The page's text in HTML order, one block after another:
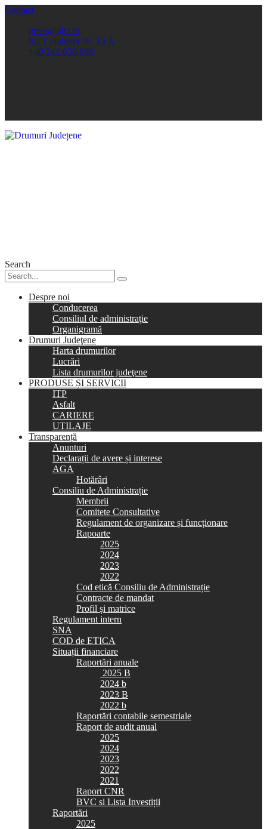
Contact
press@djct.ro
Str. Celulozei Nr. 15 A
+40 241 630 696
Search
Despre noi
Conducerea
Consiliul de administraţie
Organigramă
Drumuri Judeţene
Harta drumurilor
Lucrări
Lista drumurilor judeţene
PRODUSE ȘI SERVICII
ITP
Asfalt
CARIERE
UTILAJE
Transparență
Anunturi
Declarații de avere și interese
AGA
Hotărâri
Consiliu de Administrație
Membrii
Comitete Consultative
Regulament de organizare și funcționare
Rapoarte
2025
2024
2023
2022
Cod etică Consiliu de Administrație
Contracte de mandat
Profil și matrice
Regulament intern
SNA
COD de ETICA
Situații financiare
Raportări anuale
2025 B
2024 b
2023 B
2022 b
Raportări contabile semestriale
Raport de audit anual
2025
2024
2023
2022
2021
Raport CNR
BVC si Lista Investiții
Raportări
2025